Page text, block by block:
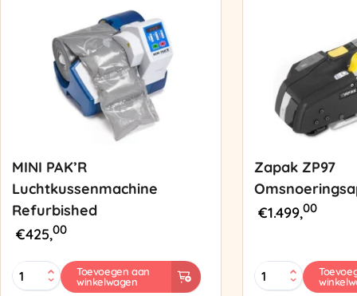
MINI PAK’R
Luchtkussenmachine
Refurbished
€425,00
MINI
PAK'R
Toevoegen aan
winkelwagen
Zapak ZP97
€1.499,00
Zapak
ZP97